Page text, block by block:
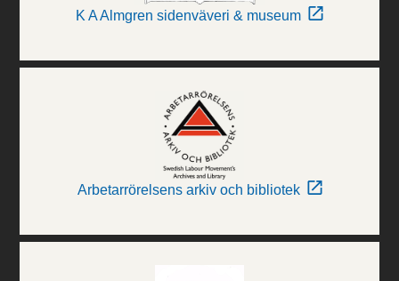
K A Almgren sidenväveri & museum
Arbetarrörelsens arkiv och bibliotek